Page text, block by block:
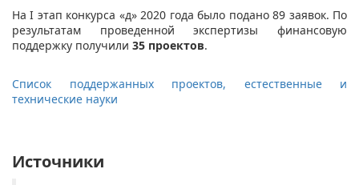
На I этап конкурса «д» 2020 года было подано 89 заявок. По
результатам проведенной экспертизы финансовую
поддержку получили 35 проектов.
Список поддержанных проектов, естественные и
технические науки
Источники